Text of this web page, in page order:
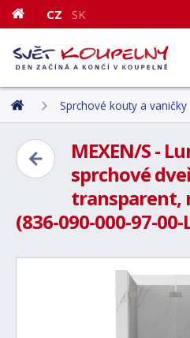
CZ SK
Sprchové kouty a vaničky
MEXEN/S -
sprchové
transparent,
(836-090-000-97-00-